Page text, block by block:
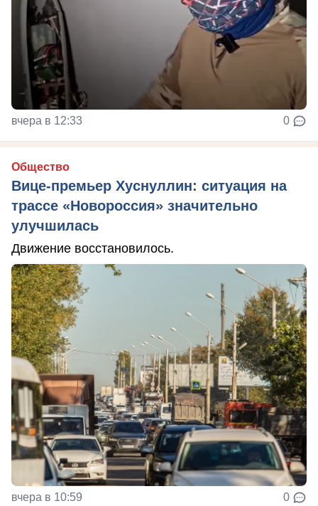
вчера в 12:33 0
Общество
Вице-премьер Хуснуллин: ситуация на
трассе «Новороссия» значительно
улучшилась
Движение восстановилось.
вчера в 10:59 0